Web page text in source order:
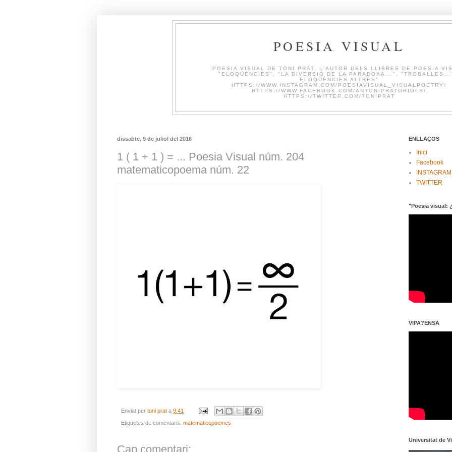
POESIA VISUAL
POESIA VISUAL DE TONI PRAT, L'AUTOR DELS LLIBRES DE POESIA
"ELOQÜÈNCIES", "LA DIVERSIÓ DE LA PARADOXA...",
ELOQÜÈNCIES ALTRES"
HTTPS://WWW.INSTAGRAM.COM/POESIAVISUAL_VISUALPOETRY/
HTTPS://WWW.FACEBOOK.COM/ANTONIPRATORIOLS/
HTTPS://TWITTER.COM/TONIPRAT
dissabte, 9 de juliol del 2016
1 ( 1 + 1 ) = ... Poesia Visual núm. 204
matematicopoema núm. 22
Enviat per toni prat a 9:41
Etiquetes de comentaris: matematicopoemes
Cap comentari:
ENLLAÇOS
Inici
Facebook
INSTAGRAM
TWITTER
"Poesia visual:
VIPA?ENSA
Universitat de